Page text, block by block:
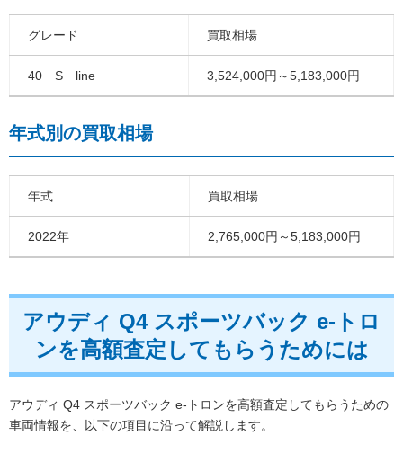
グレード 買取相場
40 S line 3,524,000円～5,183,000円
年式別の買取相場
年式 買取相場
2022年 2,765,000円～5,183,000円
アウディ Q4 スポーツバック e-トロ
ンを高額査定してもらうためには
アウディ Q4 スポーツバック e-トロンを高額査定してもらうための
車両情報を、以下の項目に沿って解説します。